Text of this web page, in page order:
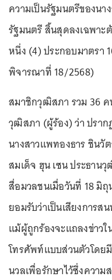
ความเป็นรัฐมนตรีของน
รัฐมนตรี สิ้นสุดลงเฉพาะ
หนึ่ง (4) ประกอบมาตรา
พิจารณาที่ 18/2568)
สมาชิกวุฒิสภา รวม 36 ค
วุฒิสภา (ผู้ร้อง) ว่า ปราก
นางสาวแพทองธาร ชินวั
สมเด็จ ฮุน เซน ประธาน
สื่อมวลชนเมื่อวันที่ 18 มิ
ยอมรับว่าเป็นเสียงการส
แม้ผู้ถูกร้องจะแถลงข่าว
โทรศัพท์แบบส่วนตัวโดย
นวลเพื่อรักษาไว้ซึ่งควา